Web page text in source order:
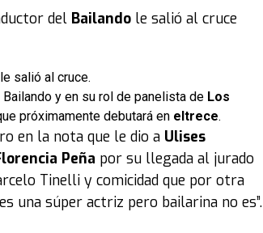
del Bailando le salió al cruce
salió al cruce.
y en su rol de panelista de Los
próximamente debutará en eltrece.
en la nota que le dio a Ulises
Peña por su llegada al jurado
Tinelli y comicidad que por otra
una súper actriz pero bailarina no es”.